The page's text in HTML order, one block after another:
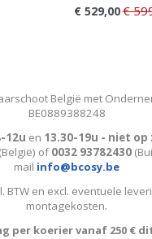
€ 529,00€
België met
BE0889388248
12u en 13.30-19u - niet op
(België) of0032 93782430
mail info@bcosy.be
BTW en excl. eventuele
montagekosten.
per koerier vanaf 250 €